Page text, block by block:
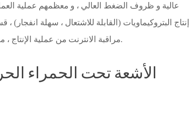
عالية و ظروف الضغط العالي ، و معظمهم عملية
إنتاج البتروكيماويات (القابلة للاشتعال ، سهلة
مراقبة الانترنت من عملية الإنتاج ، موثوقية وسلامة المعدات نفسها و اغلاق منتظم الصيانة.
الأشعة تحت الحمراء